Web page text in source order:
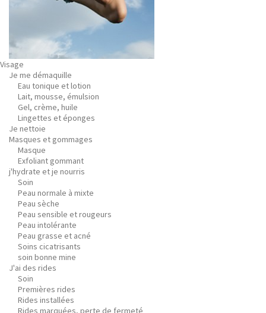
Visage
Je me démaquille
Eau tonique et lotion
Lait, mousse, émulsion
Gel, crème, huile
Lingettes et éponges
Je nettoie
Masques et gommages
Masque
Exfoliant gommant
j'hydrate et je nourris
Soin
Peau normale à mixte
Peau sèche
Peau sensible et rougeurs
Peau intolérante
Peau grasse et acné
Soins cicatrisants
soin bonne mine
J'ai des rides
Soin
Premières rides
Rides installées
Rides marquées, perte de fermeté